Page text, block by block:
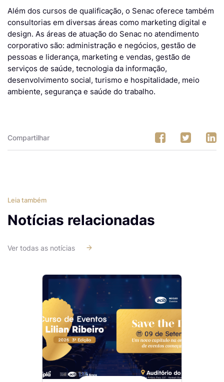
Além dos cursos de qualificação, o Senac oferece também
consultorias em diversas áreas como marketing digital e
design. As áreas de atuação do Senac no atendimento
corporativo são: administração e negócios, gestão de
pessoas e liderança, marketing e vendas, gestão de
serviços de saúde, tecnologia da informação,
desenvolvimento social, turismo e hospitalidade, meio
ambiente, segurança e saúde do trabalho.
Compartilhar
Leia também
Notícias relacionadas
Ver todas as notícias